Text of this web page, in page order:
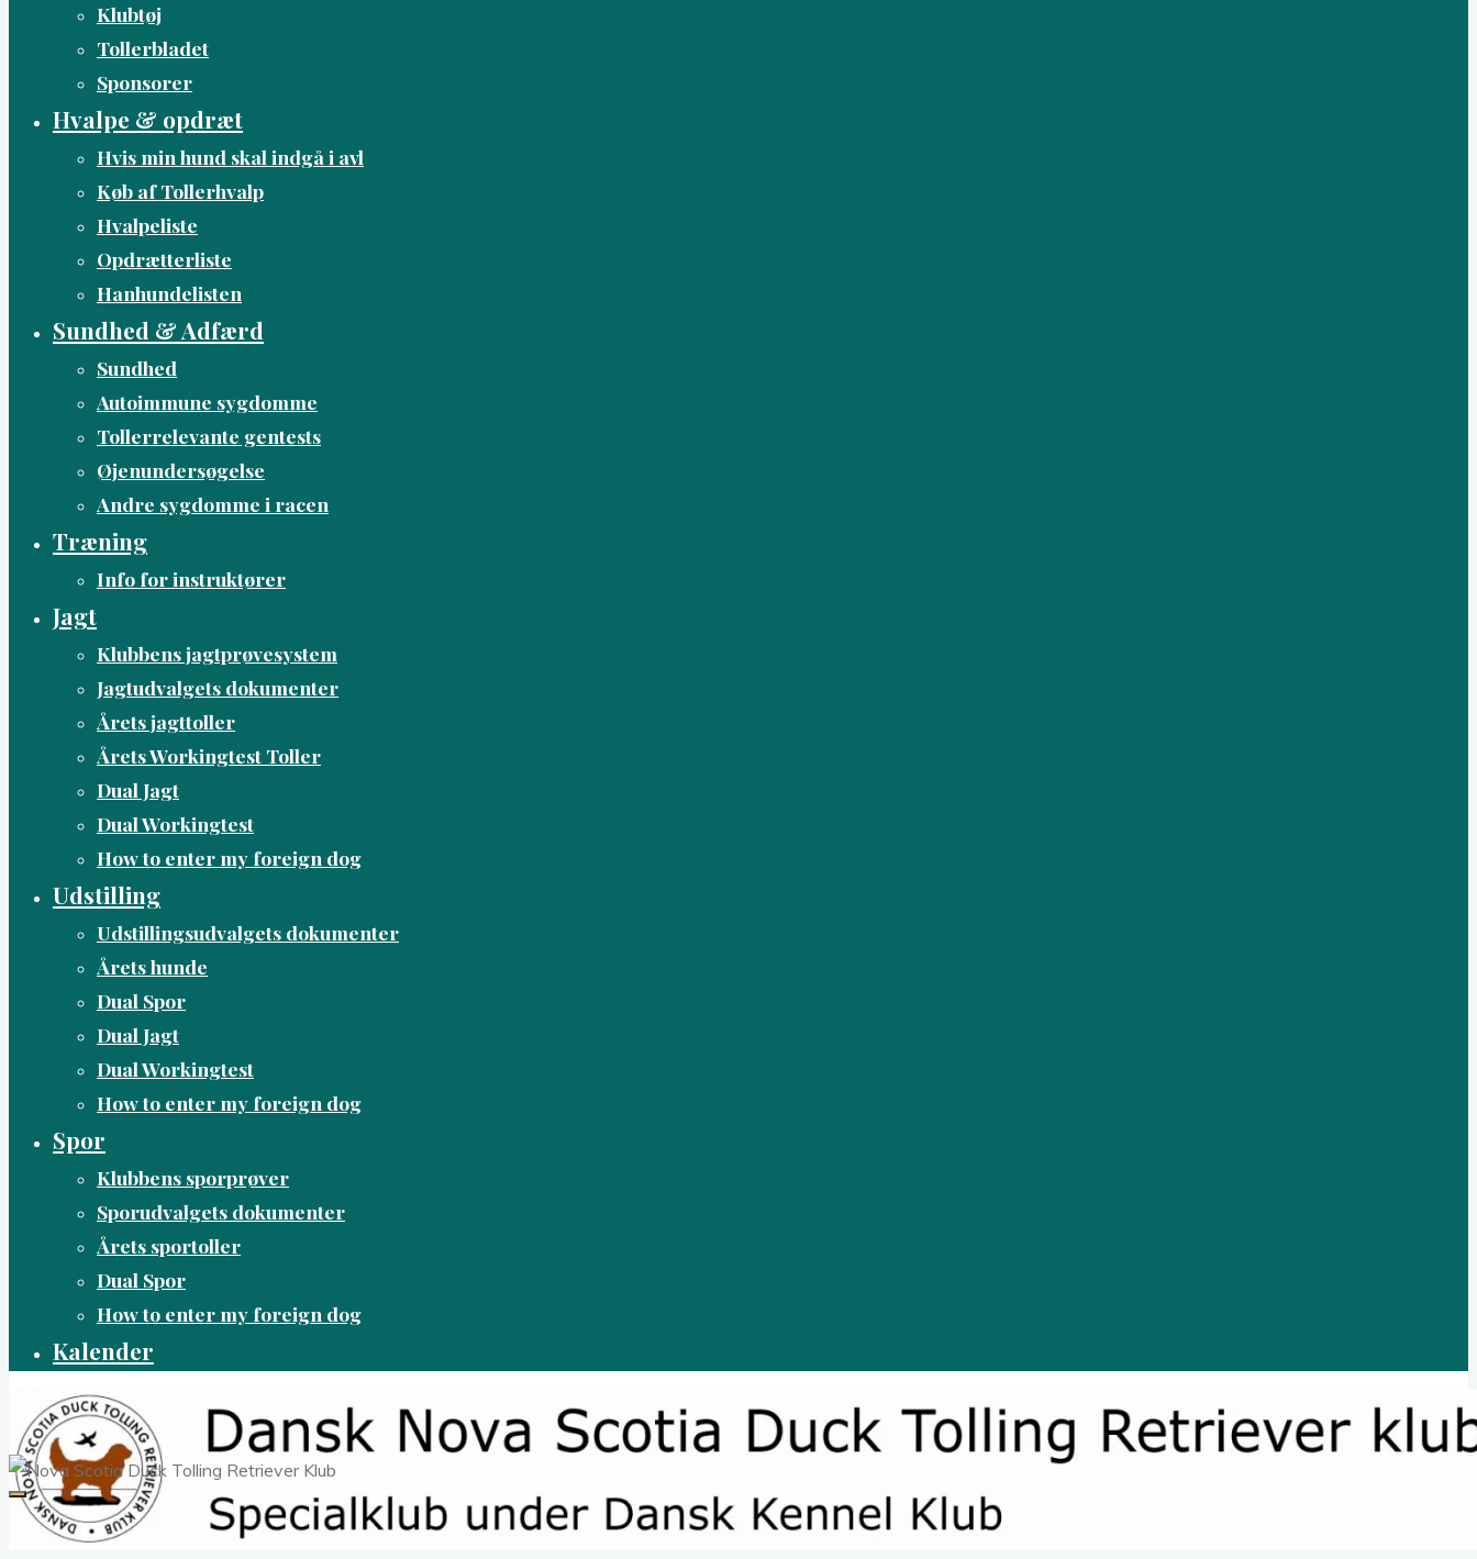
Klubtøj
Tollerbladet
Sponsorer
Hvalpe & opdræt
Hvis min hund skal indgå i avl
Køb af Tollerhvalp
Hvalpeliste
Opdrætterliste
Hanhundelisten
Sundhed & Adfærd
Sundhed
Autoimmune sygdomme
Tollerrelevante gentests
Øjenundersøgelse
Andre sygdomme i racen
Træning
Info for instruktører
Jagt
Klubbens jagtprøvesystem
Jagtudvalgets dokumenter
Årets jagttoller
Årets Workingtest Toller
Dual Jagt
Dual Workingtest
How to enter my foreign dog
Udstilling
Udstillingsudvalgets dokumenter
Årets hunde
Dual Spor
Dual Jagt
Dual Workingtest
How to enter my foreign dog
Spor
Klubbens sporprøver
Sporudvalgets dokumenter
Årets sportoller
Dual Spor
How to enter my foreign dog
Kalender